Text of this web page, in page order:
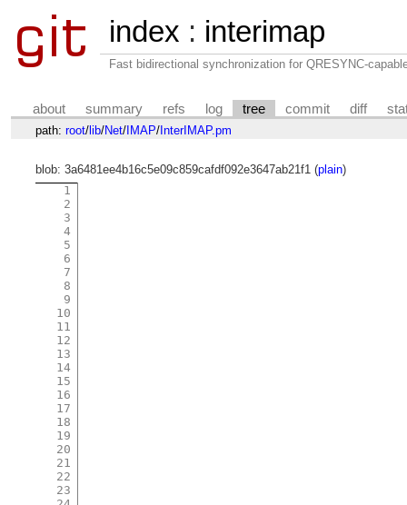
index : interimap
Fast bidirectional synchronization for QRESYNC-
about summary refs log tree commit diff
path: root/lib/Net/IMAP/InterIMAP.pm
blob: 3a6481ee4b16c5e09c859cafdf092e3647ab21f1 (plain)
1
2
3
4
5
6
7
8
9
10
11
12
13
14
15
16
17
18
19
20
21
22
23